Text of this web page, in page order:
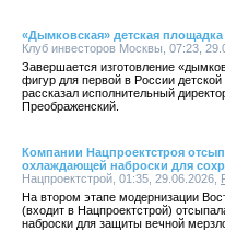
«Дымковская» детская площадка
Клуб инвесторов Москвы, 07:23,
Завершается изготовление
фигур для первой в России
рассказал исполнительный
Преображенский.
Компании Нацпроектстроя
охлаждающей наброски для
Нацпроектстрой, 01:35, 29.06.2026,
На втором этапе модернизации
(входит в Нацпроектстрой)
наброски для защиты вечной